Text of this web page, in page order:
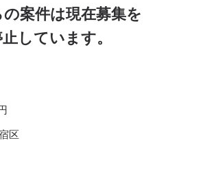
案件は現在募集を
しています。
区